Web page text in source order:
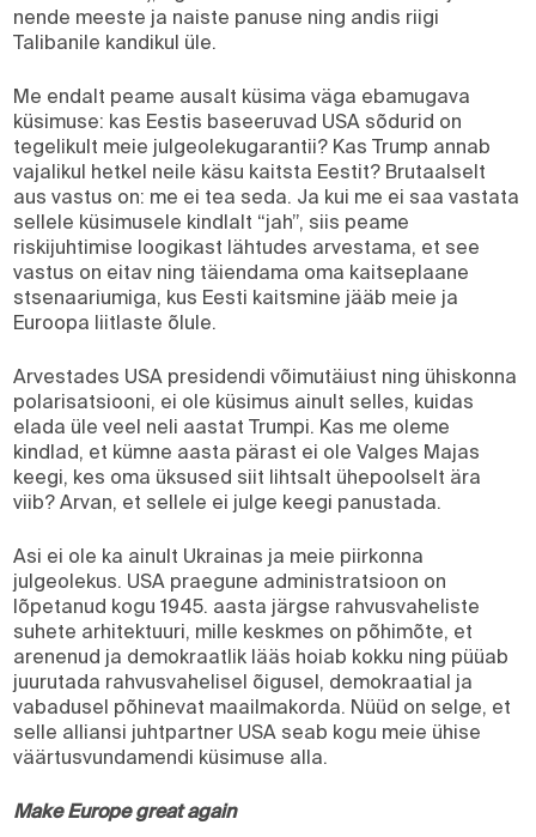
nende meeste ja naiste panuse ning andis riigi
Talibanile kandikul üle.
Me endalt peame ausalt küsima väga ebamugava
küsimuse: kas Eestis baseeruvad USA sõdurid on
tegelikult meie julgeolekugarantii? Kas Trump annab
vajalikul hetkel neile käsu kaitsta Eestit? Brutaalselt
aus vastus on: me ei tea seda. Ja kui me ei saa vastata
sellele küsimusele kindlalt “jah”, siis peame
riskijuhtimise loogikast lähtudes arvestama, et see
vastus on eitav ning täiendama oma kaitseplaane
stsenaariumiga, kus Eesti kaitsmine jääb meie ja
Euroopa liitlaste õlule.
Arvestades USA presidendi võimutäiust ning ühiskonna
polarisatsiooni, ei ole küsimus ainult selles, kuidas
elada üle veel neli aastat Trumpi. Kas me oleme
kindlad, et kümne aasta pärast ei ole Valges Majas
keegi, kes oma üksused siit lihtsalt ühepoolselt ära
viib? Arvan, et sellele ei julge keegi panustada.
Asi ei ole ka ainult Ukrainas ja meie piirkonna
julgeolekus. USA praegune administratsioon on
lõpetanud kogu 1945. aasta järgse rahvusvaheliste
suhete arhitektuuri, mille keskmes on põhimõte, et
arenenud ja demokraatlik lääs hoiab kokku ning püüab
juurutada rahvusvahelisel õigusel, demokraatial ja
vabadusel põhinevat maailmakorda. Nüüd on selge, et
selle alliansi juhtpartner USA seab kogu meie ühise
väärtusvundamendi küsimuse alla.
Make Europe great again